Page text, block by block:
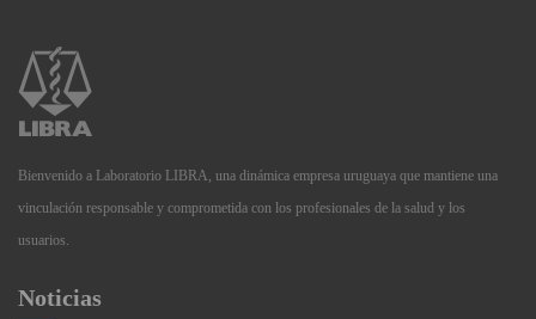
Bienvenido a Laboratorio LIBRA, una dinámica empresa uruguaya que mantiene una
vinculación responsable y comprometida con los profesionales de la salud y los
usuarios.
Noticias